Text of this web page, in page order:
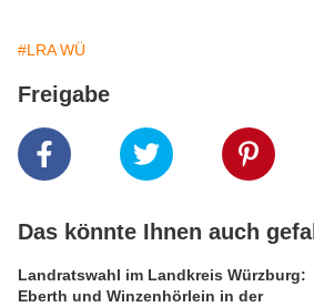
#LRA WÜ
Freigabe
Das könnte Ihnen auch
Landratswahl im Landkreis Würzburg:
Eberth und Winzenhörlein in der